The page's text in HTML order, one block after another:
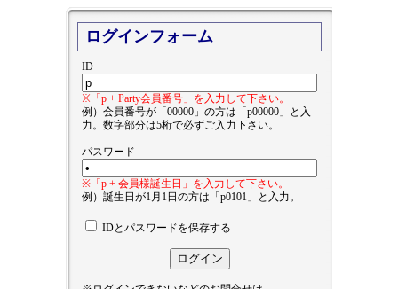
ログインフォーム
ID
※「p + Party会員番号」を入力して下さい。
例）会員番号が「00000」の方は「p00000」と入
力。数字部分は5桁で必ずご入力下さい。
パスワード
※「p + 会員様誕生日」を入力して下さい。
例）誕生日が1月1日の方は「p0101」と入力。
IDとパスワードを保存する